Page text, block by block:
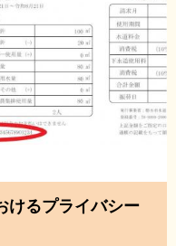
けるプライバシー